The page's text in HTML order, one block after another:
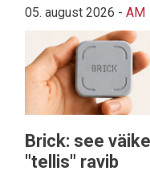
05. august 2026 - AM
Brick: see väike
"tellis" ravib